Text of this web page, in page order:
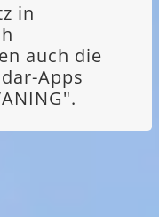
in
auch die
Apps